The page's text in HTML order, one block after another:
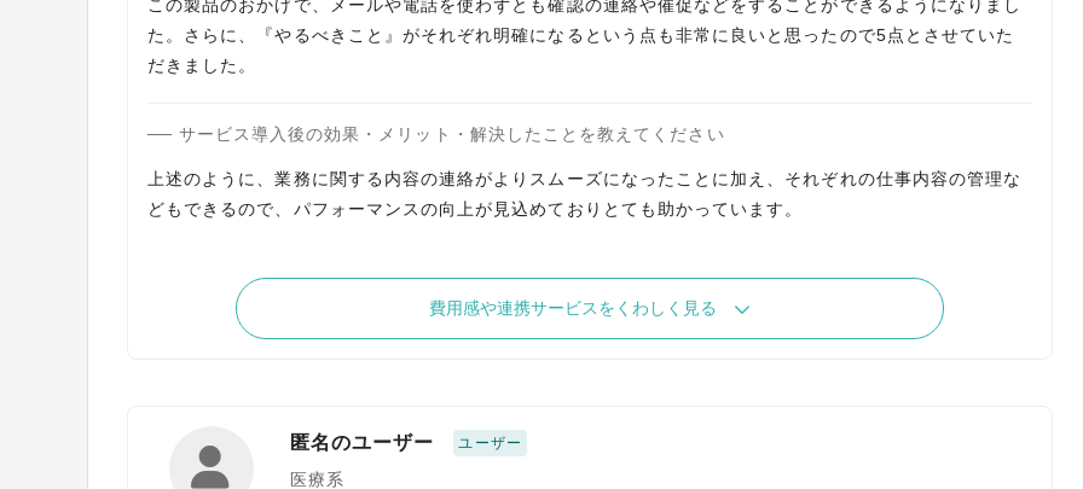
この製品のおかげで、メールや電話を使わずとも確認の連絡や催促などをすることができるようになりまし
た。さらに、『やるべきこと』がそれぞれ明確になるという点も非常に良いと思ったので5点とさせていた
だきました。
サービス導入後の効果・メリット・解決したことを教えてください
上述のように、業務に関する内容の連絡がよりスムーズになったことに加え、それぞれの仕事内容の管理な
どもできるので、パフォーマンスの向上が見込めておりとても助かっています。
費用感や連携サービスをくわしく見る
匿名のユーザー ユーザー
医療系